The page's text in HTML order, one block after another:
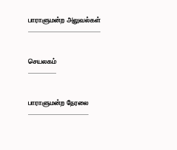
பாராளுமன்ற அலுவல்கள்
செயலகம்
பாராளுமன்ற நேரலை